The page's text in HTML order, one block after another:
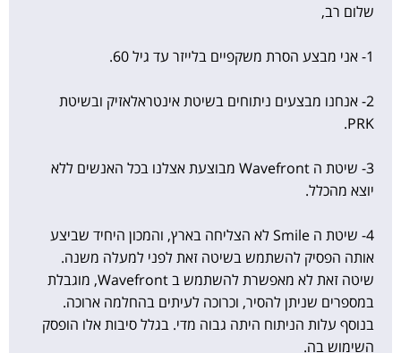
שלום רב,
1- אני מבצע הסרת משקפיים בלייזר עד גיל 60.
2- אנחנו מבצעים ניתוחים בשיטת אינטראלאזיק ובשיטת
PRK.
3- שיטת ה Wavefront מבוצעת אצלנו בכל האנשים ללא
יוצא מהכלל.
4- שיטת ה Smile לא הצליחה בארץ, והמכון היחיד שביצע
אותה הפסיק להשתמש בשיטה זאת לפני למעלה משנה.
שיטה זאת לא מאפשרת להשתמש ב Wavefront, מוגבלת
במספרים שניתן להסיר, וכרוכה לעיתים בהחלמה ארוכה.
בנוסף עלות הניתוח היתה גבוה מדי. בגלל סיבות אלו הופסק
השימוש בה.